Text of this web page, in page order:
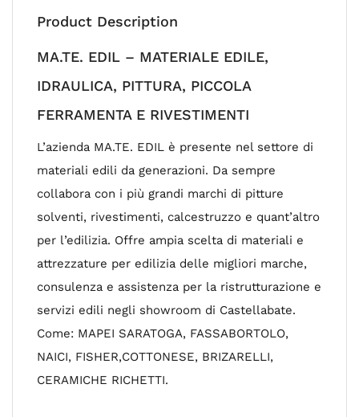
Product Description
MA.TE. EDIL – MATERIALE EDILE,
IDRAULICA, PITTURA, PICCOLA
FERRAMENTA E RIVESTIMENTI
L’azienda MA.TE. EDIL è presente nel settore di
materiali edili da generazioni. Da sempre
collabora con i più grandi marchi di pitture
solventi, rivestimenti, calcestruzzo e quant’altro
per l’edilizia. Offre ampia scelta di materiali e
attrezzature per edilizia delle migliori marche,
consulenza e assistenza per la ristrutturazione e
servizi edili negli showroom di Castellabate.
Come: MAPEI SARATOGA, FASSABORTOLO,
NAICI, FISHER,COTTONESE, BRIZARELLI,
CERAMICHE RICHETTI.